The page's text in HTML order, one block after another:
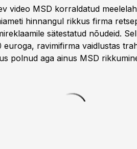
video MSD korraldatud
hinnangul rikkus firma
sätestatud nõudeid.
euroga, ravimifirma vaidlustas
polnud aga ainus MSD